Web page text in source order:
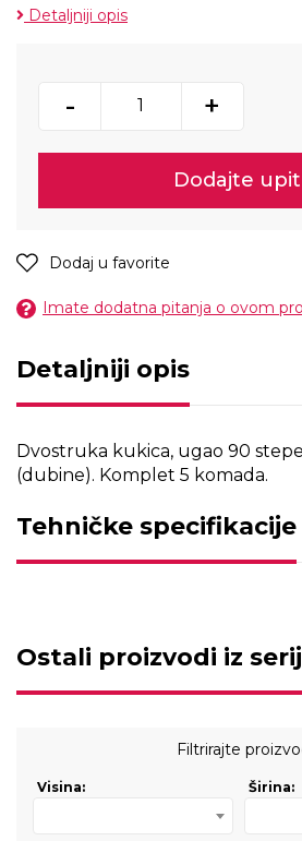
Detaljniji opis
- +
Dodajte
Dodaj u favorite
Imate dodatna pitanja o ovom
Detaljniji opis
Dvostruka kukica, ugao 90
(dubine). Komplet 5 komada.
Tehničke specifikacije
Ostali proizvodi iz
Filtrirajte
Visina: Širina: